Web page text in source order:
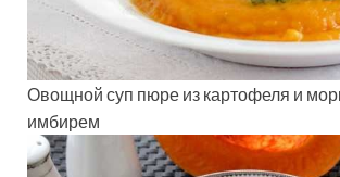
Овощной суп пюре из картофеля и
имбирем